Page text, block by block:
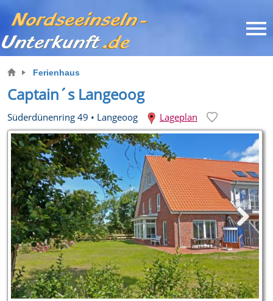
Ferienhaus
Captain´s Langeoog
Süderdünenring 49 • Langeoog Lageplan